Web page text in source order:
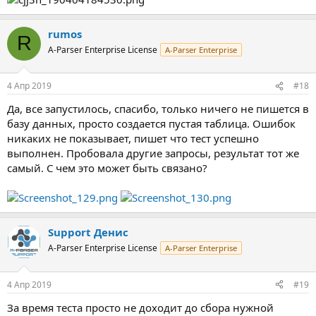
R rumos
A-Parser Enterprise License A-Parser Enterprise
4 Апр 2019 #18
Да, все запустилось, спасибо, только ничего не пишется в
базу данных, просто создается пустая таблица. Ошибок
никаких не показывает, пишет что тест успешно
выполнен. Пробовала другие запросы, результат тот же
самый. С чем это может быть связано?
Support Денис
A-Parser Enterprise License A-Parser Enterprise
4 Апр 2019 #19
За время теста просто не доходит до сбора нужной